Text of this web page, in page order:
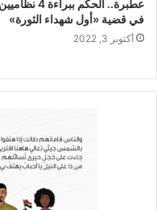
عطبرة.. الحكم ببراءة 4 نظاميين
في قضية «أول شهداء الثورة»
أكتوبر 3, 2022